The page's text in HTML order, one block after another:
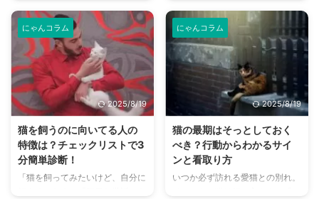
猫の分離不安症は、飼い主と ...
トレスを与えるため、絶対にカ ...
しく、つい写真に収めたくなりま
すよね。この行動は「舌しまい忘
れ」と呼ばれ、猫を飼っている方
なら一度は見たことがあるのでは
ないでしょうか。 しかし、この
可愛らしい行動の裏には、さまざ
まな理由が隠されていることをご
存知でしょうか。 この記事で
ら、単なる癖なのか、それとも病
気のサインなのかを見分ける方法
を分かりやすく解説します。 こ
の記事の結論 猫が舌をしまい忘
家具を飛び越え、壁を駆け上がる
といった行動は、通称「猫の運動
会」と呼ばれています。 その姿
はコミカルでかわいらしい反面、
「なぜ急に？」「何かに怯えてい
るの？」と、飼い主さんとしては
心配になることもあるでしょう。
この記事では、猫が急に走り出す
されている可能性について、分か
りやすく解説します。 この記事
の結論 猫が急に走り出すのは、
本能や運動不足によるエネルギー
にゃんコラム
2025/8/19
猫を飼うのに向いてる人の
特徴は？チェックリストで3
分簡単診断！
「猫を飼ってみたいけど、自分に
にゃんコラム
2025/8/19
猫の最期はそっとしておく
べき？行動からわかるサイ
ンと看取り方
いつか必ず訪れる愛猫との別れ。